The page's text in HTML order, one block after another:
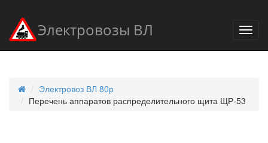
Электровозы ВЛ
Электровоз ВЛ 80р
Перечень аппаратов распределительного щита ЩР-53